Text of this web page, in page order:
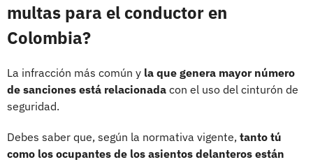
multas para el conductor en
Colombia?
La infracción más común y la que genera mayor número
de sanciones está relacionada con el uso del cinturón de
seguridad.
Debes saber que, según la normativa vigente, tanto tú
como los ocupantes de los asientos delanteros están